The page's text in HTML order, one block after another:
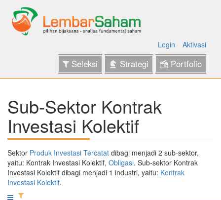
Login Aktivasi
Seleksi Strategi Portfolio
Sub-Sektor Kontrak
Investasi Kolektif
Sektor Produk Investasi Tercatat dibagi menjadi 2 sub-sektor,
yaitu: Kontrak Investasi Kolektif, Obligasi. Sub-sektor Kontrak
Investasi Kolektif dibagi menjadi 1 industri, yaitu: Kontrak
Investasi Kolektif.